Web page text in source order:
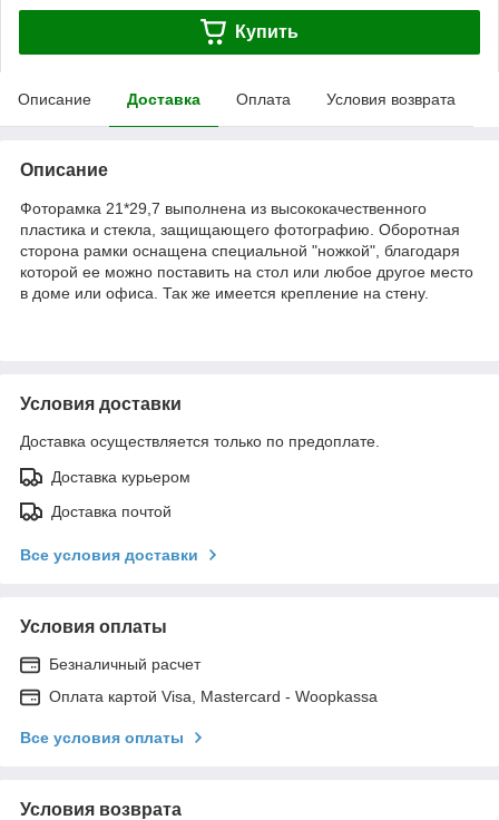
Купить
Описание Доставка Оплата Условия возврата
Описание
Фоторамка 21*29,7 выполнена из высококачественного
пластика и стекла, защищающего фотографию. Оборотная
сторона рамки оснащена специальной "ножкой", благодаря
которой ее можно поставить на стол или любое другое место
в доме или офиса. Так же имеется крепление на стену.
Условия доставки
Доставка осуществляется только по предоплате.
Доставка курьером
Доставка почтой
Все условия доставки
Условия оплаты
Безналичный расчет
Оплата картой Visa, Mastercard - Woopkassa
Все условия оплаты
Условия возврата